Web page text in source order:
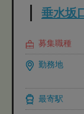
垂水坂
募集職種
勤務地
最寄駅